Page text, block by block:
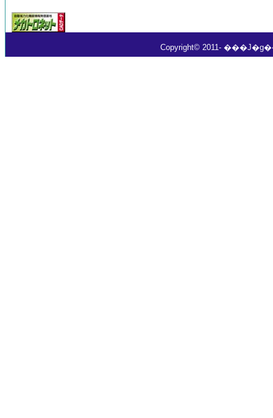
Copyright© 2011-